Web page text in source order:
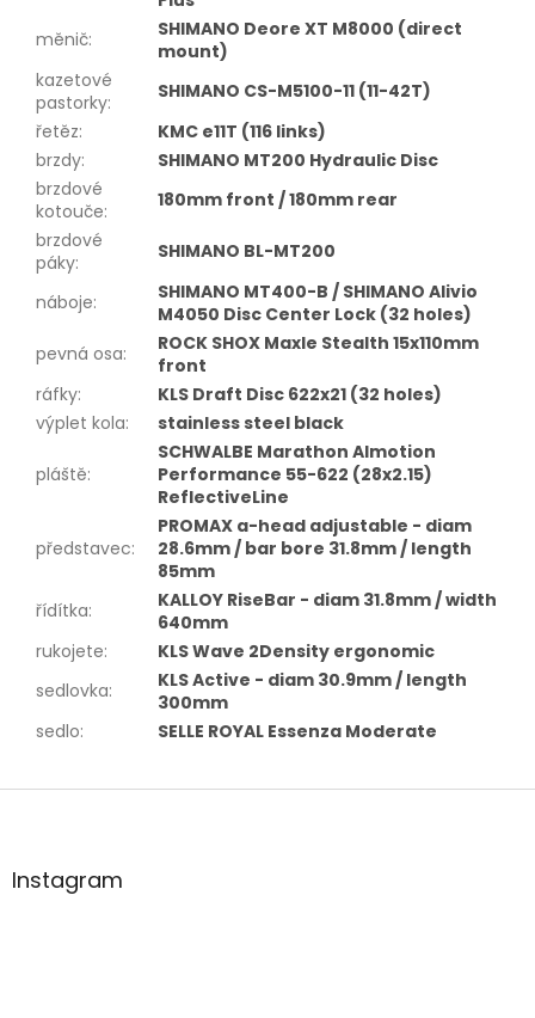
měnič:
SHIMANO Deore XT M8000 (direct
mount)
kazetové
pastorky:
SHIMANO CS-M5100-11 (11-42T)
řetěz:
KMC e11T (116 links)
brzdy:
SHIMANO MT200 Hydraulic Disc
brzdové
kotouče:
180mm front / 180mm rear
brzdové
páky: SHIMANO BL-MT200
náboje:
SHIMANO MT400-B / SHIMANO Alivio
M4050 Disc Center Lock (32 holes)
pevná osa:
ROCK SHOX Maxle Stealth 15x110mm
front
ráfky:
KLS Draft Disc 622x21 (32 holes)
výplet kola: stainless steel black
pláště:
SCHWALBE Marathon Almotion
Performance 55-622 (28x2.15)
ReflectiveLine
představec:
PROMAX a-head adjustable - diam
28.6mm / bar bore 31.8mm / length
85mm
řídítka:
KALLOY RiseBar - diam 31.8mm / width
640mm
rukojete:
KLS Wave 2Density ergonomic
sedlovka:
KLS Active - diam 30.9mm / length
300mm
sedlo: SELLE ROYAL Essenza Moderate
Z
aInstagram